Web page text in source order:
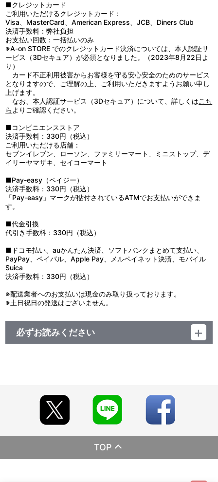
＜収録曲＞
1：開闢の帝王
2：いってこい！
3：秀徳のバスケ
4：ピンチ
5：逆転
6：レギュラーいり
7：策略
8：復活
9：ライトニングドリブル
10：因縁
12：決戦前夜
13：日常Ⅰ
14：戦意喪失
15：ドライブ
16：オフェンスⅠ
18：灰崎祥吾Ⅱ
19：黒子の過去
20：帝光中学校
21：帝光中バスケットボール部
23：Ｐｕｎｋｙ Ｆｕｎｋｙ Ｌｏｖｅ （ＴＶ Ｓｉｚｅ）
（第３期１クール目ＯＰ主題歌）
クール目ＥＤ主題歌）
25：ＺＥＲＯ （ＴＶ Ｓｉｚｅ） （第３期２クール目 帝光編
ＯＰ主題歌）
26：アンビバレンス （ＴＶ Ｓｉｚｅ） （第３期２クール目
1：洛山進撃
3：試合開始前
4：動揺
5：ギクシャク
11：ライバル
12：新型幻のシックスマン
14：続く未来Ⅰ
15：続く未来Ⅱ
16：日常Ⅱ
■クレジットカード
ご利用いただけるクレジットカード：
Visa、MasterCard、American Express、JCB、Diners Club
決済手数料：弊社負担
お支払い回数：一括払いのみ
※A-on STORE でのクレジットカード決済については、本人認証サ
ービス（3Dセキュア）が必須となりました。（2023年8月22日よ
り）
カード不正利用被害からお客様を守る安心安全のためのサービス
となりますので、ご理解の上、ご利用いただきますようお願い申し
上げます。
なお、本人認証サービス（3Dセキュア）について、詳しくはこち
ら よりご確認ください。
■コンビニエンスストア
決済手数料：330円（税込）
ご利用いただける店舗：
セブンイレブン、ローソン、ファミリーマート、ミニストップ、デ
イリーヤマザキ、セイコーマート
■Pay-easy（ペイジー）
決済手数料：330円（税込）
「Pay-easy」マークが貼付されているATMでお支払いができま
す。
■代金引換
代引き手数料：330円（税込）
■ドコモ払い、auかんたん決済、ソフトバンクまとめて支払い、
PayPay、ペイパル、Apple Pay、メルペイネット決済、モバイル
Suica
決済手数料：330円（税込）
※配送業者へのお支払いは現金のみ取り扱っております。
※土日祝日の発送はございません。
必ずお読みください
TOP